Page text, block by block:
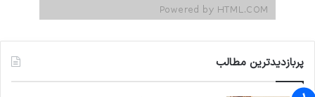
پربازدیدترین مطالب